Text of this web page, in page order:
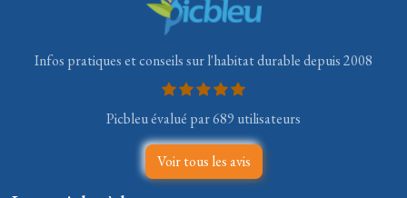
Infos pratiques et conseils sur l'habitat durable depuis 2008
Picbleu évalué par 689 utilisateurs
Voir tous les avis